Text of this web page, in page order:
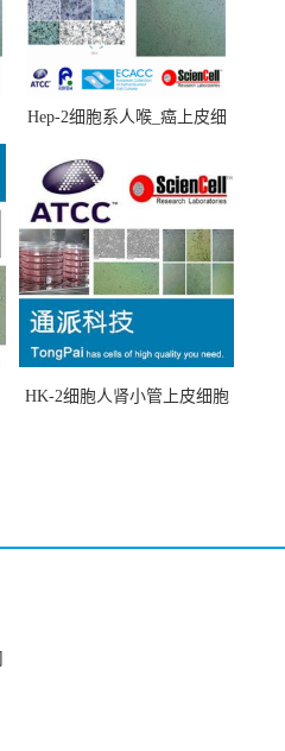
Hep-2细胞系人喉_癌上皮细
HK-2细胞人肾小管上皮细胞